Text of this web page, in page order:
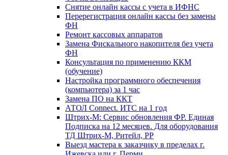
Снятие онлайн кассы с учета в ИФНС
Перерегистрация онлайн кассы без замены
ФН
Ремонт кассовых аппаратов
Замена Фискального накопителя без учета
ФН
Консультация по применению ККМ
(обучение)
Настройка программного обеспечения
(компьютера) за 1 час
Замена ПО на ККТ
АТОЛ Connect. ИТС на 1 год
Штрих-М: Сервис обновления ФР. Единая
Подписка на 12 месяцев. Для оборудования
ТД Штрих-М, Ритейл, РР
Выезд мастера к заказчику в пределах г.